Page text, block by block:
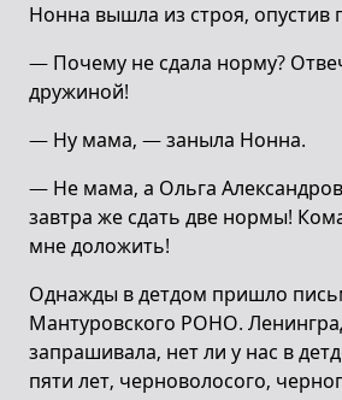
Нонна вышла из строя, опустив
— Почему не сдала норму?
дружиной!
— Ну мама, — заныла Нонна.
— Не мама, а Ольга
завтра же сдать две нормы!
мне доложить!
Однажды в детдом пришло
Мантуровского РОНО.
запрашивала, нет ли у нас в
пяти лет, черноволосого,